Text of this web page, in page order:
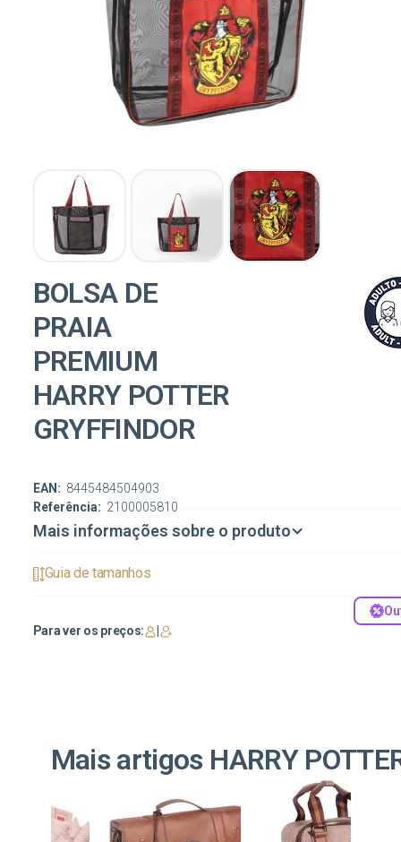
BOLSA DE
PRAIA
PREMIUM
HARRY POTTER
GRYFFINDOR
Referência: 2100005810
EAN: 8445484504903
Mais informações sobre o produto
Guia de tamanhos
Para ver os preços:
Mais artigos HARRY